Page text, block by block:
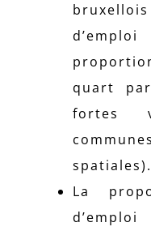
quart
fortes
spatiales).
La